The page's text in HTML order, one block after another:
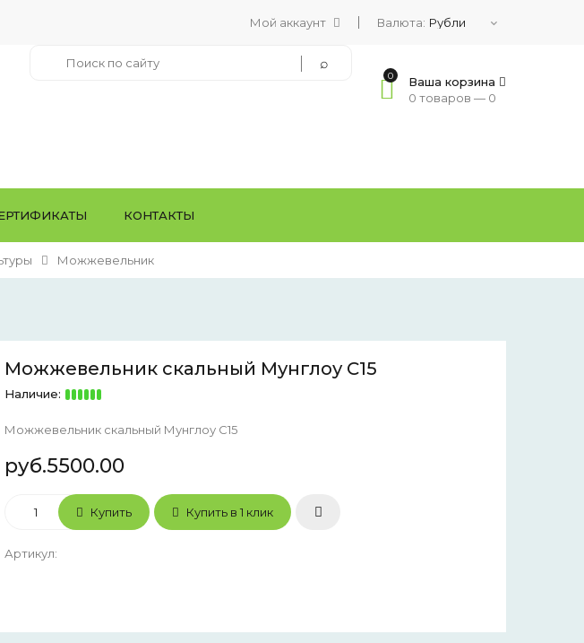
Мой аккаунт Валюта:
0
Ваша корзина
0 товаров — 0
КОНТАКТЫ
Можжевельник
Можжевельник скальный Мунглоу С15
Наличие:
Можжевельник скальный Мунглоу С15
руб.5500.00
Купить Купить в 1 клик
Артикул: